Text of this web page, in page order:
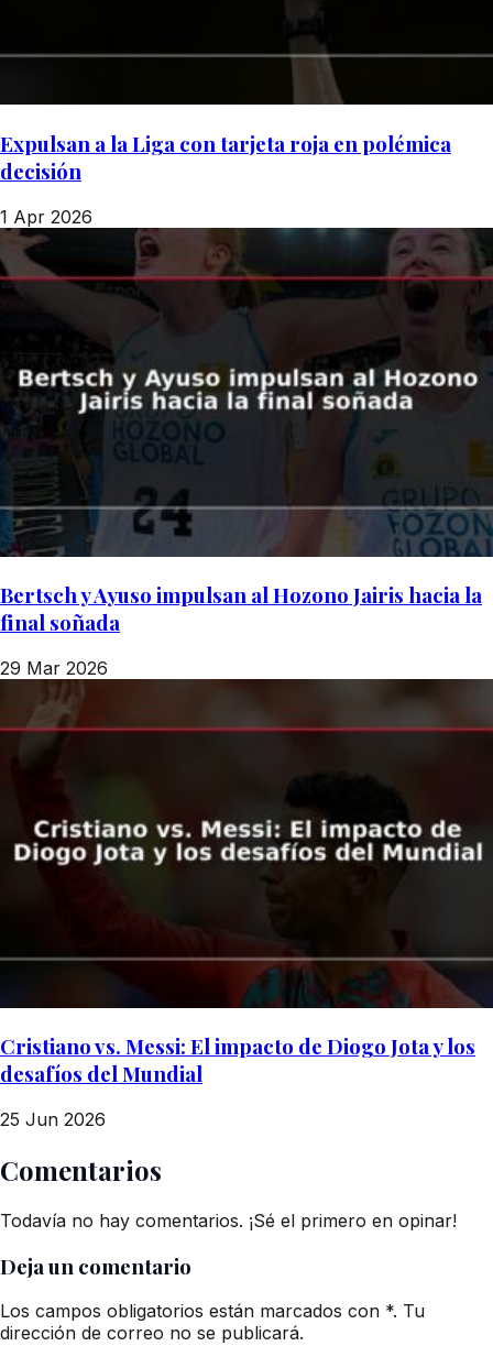
Expulsan a la Liga con tarjeta roja en polémica
decisión
1 Apr 2026
Bertsch y Ayuso impulsan al Hozono Jairis hacia la
final soñada
29 Mar 2026
Cristiano vs. Messi: El impacto de Diogo Jota y los
desafíos del Mundial
25 Jun 2026
Comentarios
Todavía no hay comentarios. ¡Sé el primero en opinar!
Deja un comentario
Los campos obligatorios están marcados con *. Tu
dirección de correo no se publicará.